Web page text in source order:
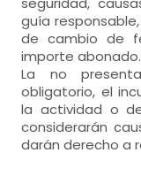
guía
de cambio de
importe abonado.
La no
obligatorio, el
la actividad o
considerarán
darán derecho a